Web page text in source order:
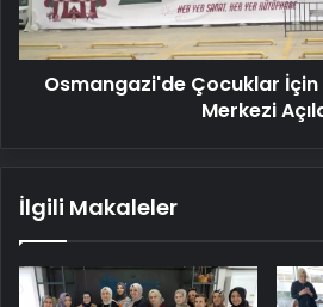
Merkezi
Açıldı
Osmangazi'de Çocuklar İçin
Merkezi
İlgili Makaleler